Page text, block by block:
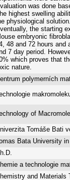
was done
highest swelling
physiological
the starting
embryonic
48 and 72 hours and
7 day period.
which proves that
nature.
polymerních
of
Tomáše Bati
Bata University
a technologie
and Materials